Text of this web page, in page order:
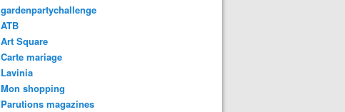
gardenpartychallenge
ATB
Art Square
Carte mariage
Lavinia
Mon shopping
Parutions magazines